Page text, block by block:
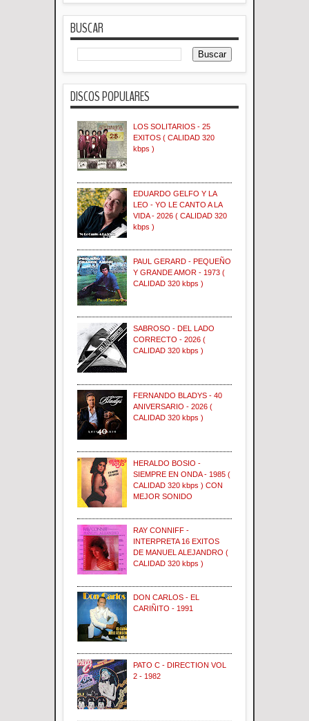
BUSCAR
DISCOS POPULARES
LOS SOLITARIOS - 25
EXITOS ( CALIDAD 320
kbps )
EDUARDO GELFO Y LA
LEO - YO LE CANTO A LA
VIDA - 2026 ( CALIDAD 320
kbps )
PAUL GERARD - PEQUEÑO
Y GRANDE AMOR - 1973 (
CALIDAD 320 kbps )
SABROSO - DEL LADO
CORRECTO - 2026 (
CALIDAD 320 kbps )
FERNANDO BLADYS - 40
ANIVERSARIO - 2026 (
CALIDAD 320 kbps )
HERALDO BOSIO -
SIEMPRE EN ONDA - 1985 (
CALIDAD 320 kbps ) CON
MEJOR SONIDO
RAY CONNIFF -
INTERPRETA 16 EXITOS
DE MANUEL ALEJANDRO (
CALIDAD 320 kbps )
DON CARLOS - EL
CARIÑITO - 1991
PATO C - DIRECTION VOL
2 - 1982